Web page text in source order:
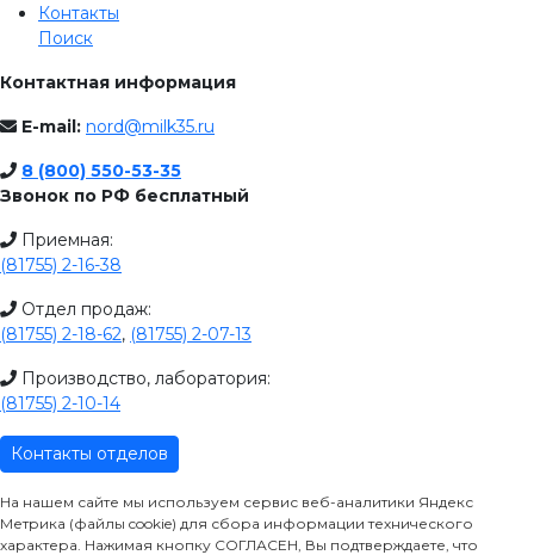
Контакты
Поиск
Контактная информация
E-mail: nord@milk35.ru
8 (800) 550-53-35
Звонок по РФ бесплатный
Приемная:
(81755) 2-16-38
Отдел продаж:
(81755) 2-18-62, (81755) 2-07-13
Производство, лаборатория:
(81755) 2-10-14
Контакты отделов
На нашем сайте мы используем сервис веб-аналитики Яндекс
Метрика (файлы cookie) для сбора информации технического
характера. Нажимая кнопку СОГЛАСЕН, Вы подтверждаете, что